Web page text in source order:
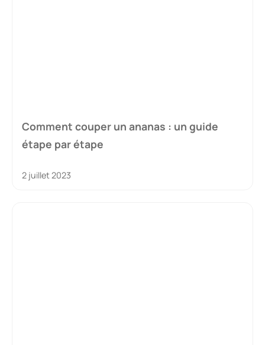
Comment couper un ananas : un guide
étape par étape
2 juillet 2023